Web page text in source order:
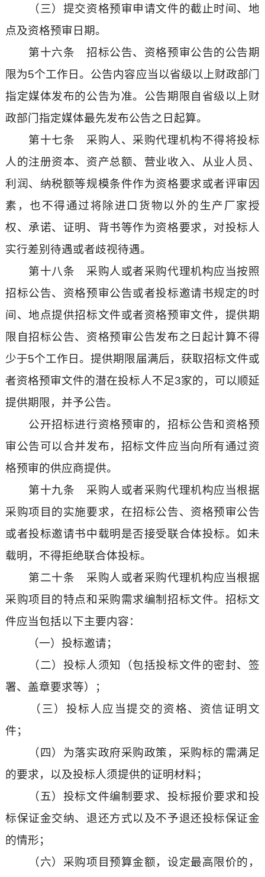
（三）提交资格预审申请文件的截止时间、地
点及资格预审日期。
第十六条 招标公告、资格预审公告的公告期
限为5个工作日。公告内容应当以省级以上财政部门
指定媒体发布的公告为准。公告期限自省级以上财
政部门指定媒体最先发布公告之日起算。
第十七条 采购人、采购代理机构不得将投标
人的注册资本、资产总额、营业收入、从业人员、
利润、纳税额等规模条件作为资格要求或者评审因
素，也不得通过将除进口货物以外的生产厂家授
权、承诺、证明、背书等作为资格要求，对投标人
实行差别待遇或者歧视待遇。
第十八条 采购人或者采购代理机构应当按照
招标公告、资格预审公告或者投标邀请书规定的时
间、地点提供招标文件或者资格预审文件，提供期
限自招标公告、资格预审公告发布之日起计算不得
少于5个工作日。提供期限届满后，获取招标文件或
者资格预审文件的潜在投标人不足3家的，可以顺延
提供期限，并予公告。
公开招标进行资格预审的，招标公告和资格预
审公告可以合并发布，招标文件应当向所有通过资
格预审的供应商提供。
第十九条 采购人或者采购代理机构应当根据
采购项目的实施要求，在招标公告、资格预审公告
或者投标邀请书中载明是否接受联合体投标。如未
载明，不得拒绝联合体投标。
第二十条 采购人或者采购代理机构应当根据
采购项目的特点和采购需求编制招标文件。招标文
件应当包括以下主要内容：
（一）投标邀请；
（二）投标人须知（包括投标文件的密封、签
署、盖章要求等）；
（三）投标人应当提交的资格、资信证明文
件；
（四）为落实政府采购政策，采购标的需满足
的要求，以及投标人须提供的证明材料；
（五）投标文件编制要求、投标报价要求和投
标保证金交纳、退还方式以及不予退还投标保证金
的情形；
（六）采购项目预算金额，设定最高限价的，